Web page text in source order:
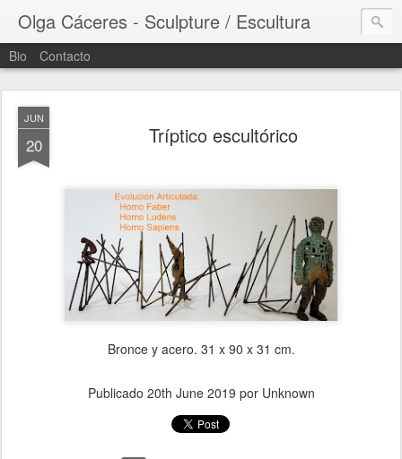
Olga Cáceres - Sculpture / Escultura
Bio Contacto
JUN
20 Tríptico escultórico
Bronce y acero. 31 x 90 x 31 cm.
Publicado 20th June 2019 por Unknown